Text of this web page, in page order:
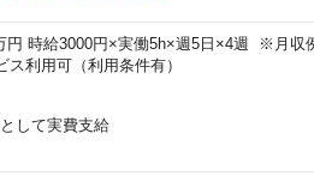
時給3000円×実働5h×週5日×4週 ※月収
利用可（利用条件有）
して実費支給